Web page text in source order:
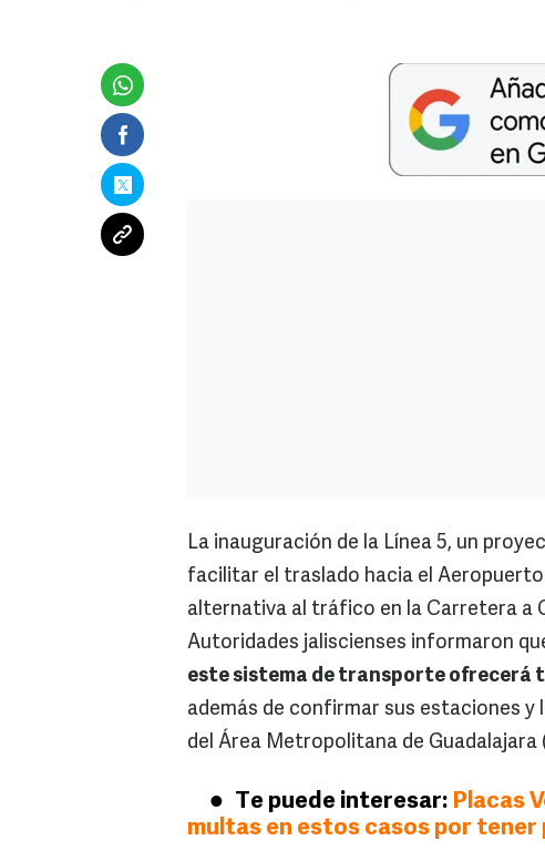
La inauguración de la Línea 5, un
facilitar el traslado hacia el
alternativa al tráfico en la Carretera a
Autoridades jaliscienses informaron
este sistema de transporte ofrecerá
además de confirmar sus estaciones
del Área Metropolitana de Guadalajara
Te puede interesar: Placas
multas en estos casos por tener